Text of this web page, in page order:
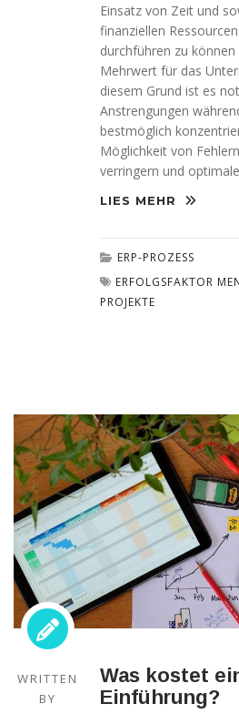
Einsatz von Zeit und
finanziellen
durchführen zu
Mehrwert für das
diesem Grund ist es
Anstrengungen
bestmöglich
Möglichkeit von
verringern und
LIES MEHR
ERP-PROZESS
ERFOLGSFAKTOR
PROJEKTE
WRITTEN
BY
Was kostet
Einführung?